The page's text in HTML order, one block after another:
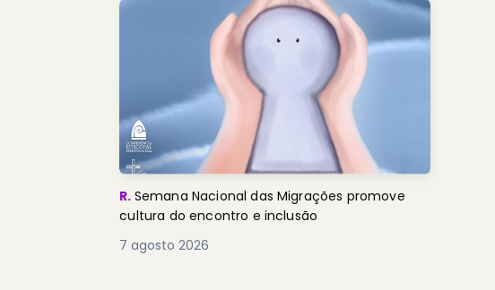
R. Semana Nacional das Migrações promove
cultura do encontro e inclusão
7 agosto 2026